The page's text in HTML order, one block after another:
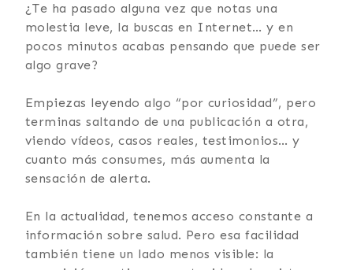
¿Te ha pasado alguna vez que notas una
molestia leve, la buscas en Internet… y en
pocos minutos acabas pensando que puede ser
algo grave?
Empiezas leyendo algo “por curiosidad”, pero
terminas saltando de una publicación a otra,
viendo vídeos, casos reales, testimonios… y
cuanto más consumes, más aumenta la
sensación de alerta.
En la actualidad, tenemos acceso constante a
información sobre salud. Pero esa facilidad
también tiene un lado menos visible: la